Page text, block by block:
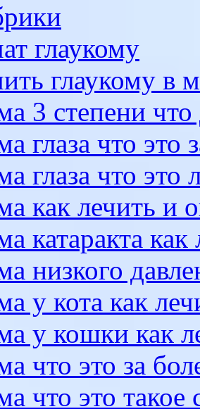
глаукому
глаукому в
3 степени что
глаза что это
глаза что это
как лечить и
катаракта как
низкого
у кота как
у кошки как
что это за
что это